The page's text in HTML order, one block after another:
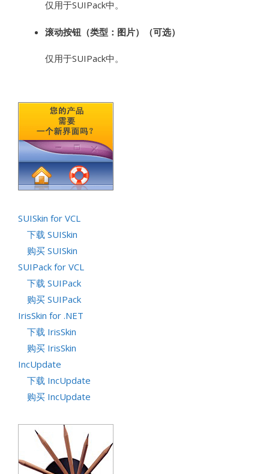
仅用于SUIPack中。
滚动按钮（类型：图片）（可选）
仅用于SUIPack中。
SUISkin for VCL
下载 SUISkin
购买 SUISkin
SUIPack for VCL
下载 SUIPack
购买 SUIPack
IrisSkin for .NET
下载 IrisSkin
购买 IrisSkin
IncUpdate
下载 IncUpdate
购买 IncUpdate